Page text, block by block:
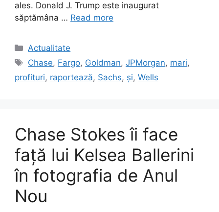
ales. Donald J. Trump este inaugurat
săptămâna … Read more
Categories
Actualitate
Tags
Chase, Fargo, Goldman,JPMorgan, mari,
profituri, raportează, Sachs, și, Wells
Chase Stokes îi face
față lui Kelsea Ballerini
în fotografia de Anul
Nou